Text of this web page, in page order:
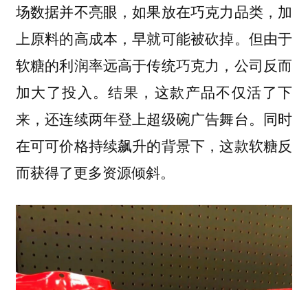
场数据并不亮眼，如果放在巧克力品类，加
上原料的高成本，早就可能被砍掉。但由于
软糖的利润率远高于传统巧克力，公司反而
加大了投入。结果，这款产品不仅活了下
来，还连续两年登上超级碗广告舞台。同时
在可可价格持续飙升的背景下，这款软糖反
而获得了更多资源倾斜。